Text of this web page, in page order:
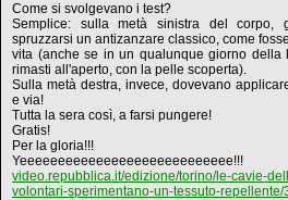
Come si svolgevano i test?
Semplice: sulla metà sinistra del corpo,
spruzzarsi un antizanzare classico, come
vita (anche se in un qualunque giorno della
rimasti all'aperto, con la pelle scoperta).
Sulla metà destra, invece, dovevano
e via!
Tutta la sera così, a farsi pungere!
Gratis!
Per la gloria!!!
Yeeeeeeeeeeeeeeeeeeeeeeeeeeee!!!
video.repubblica.it/edizione/torino/le-cavie-
volontari-sperimentano-un-tessuto-